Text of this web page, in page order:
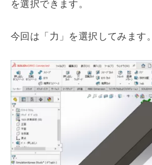
を選択できます。
今回は「力」を選択してみます。